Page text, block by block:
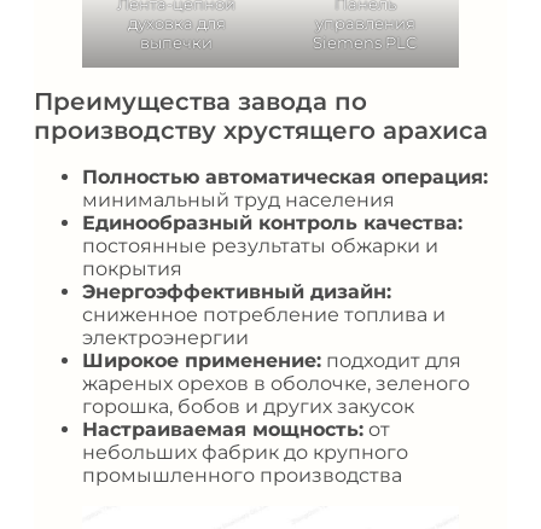
духовка для
выпечки
управления
Siemens PLC
Преимущества завода по
производству хрустящего арахиса
Полностью автоматическая операция:
минимальный труд населения
Единообразный контроль качества:
постоянные результаты обжарки и
покрытия
Энергоэффективный дизайн:
сниженное потребление топлива и
электроэнергии
Широкое применение: подходит для
жареных орехов в оболочке, зеленого
горошка, бобов и других закусок
Настраиваемая мощность: от
небольших фабрик до крупного
промышленного производства